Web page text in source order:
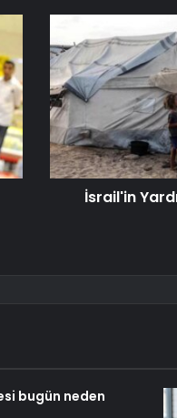
İsrail'in
bugün neden